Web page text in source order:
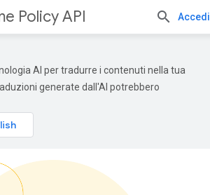
Policy API Accedi
AI per tradurre i contenuti nella tua
generate dall'AI potrebbero